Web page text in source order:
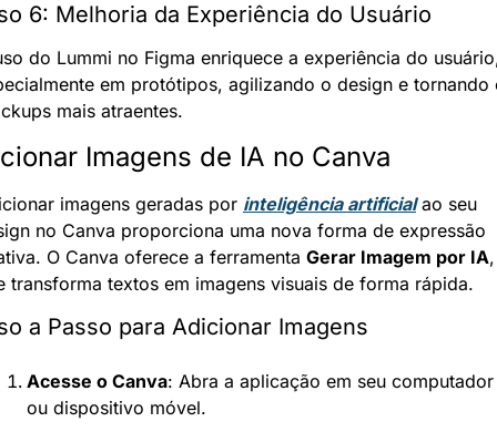
6: Melhoria da Experiência do Usuário
do Lummi no Figma enriquece a experiência do
em protótipos, agilizando o design e tornando
mais atraentes.
Imagens de IA no Canva
imagens geradas por inteligência artificial ao seu
no Canva proporciona uma nova forma de expressão
O Canva oferece a ferramenta Gerar Imagem por IA,
transforma textos em imagens visuais de forma rápida.
a Passo para Adicionar Imagens
Acesse o Canva: Abra a aplicação em seu computador
ou dispositivo móvel.